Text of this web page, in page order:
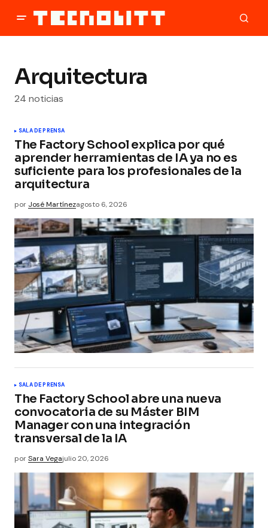
Arquitectura
24 noticias
SALA DE PRENSA
The Factory School explica por qué
aprender herramientas de IA ya no es
suficiente para los profesionales de la
arquitectura
por José Martínezagosto 6, 2026
SALA DE PRENSA
The Factory School abre una nueva
convocatoria de su Máster BIM
Manager con una integración
transversal de la IA
porSara Vegajulio 20, 2026